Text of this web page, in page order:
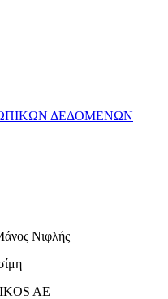
ΔΕΔΟΜΕΝΩΝ
Νιφλής
AE